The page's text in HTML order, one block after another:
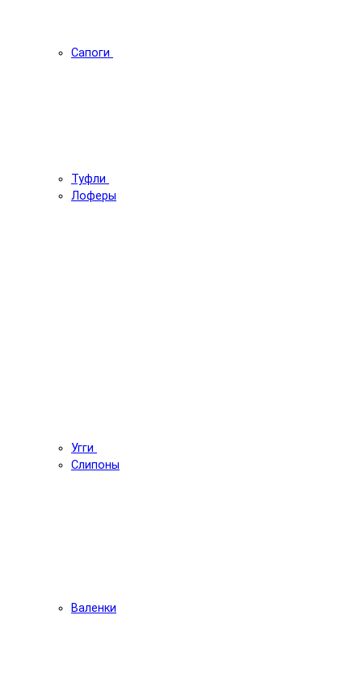
Сапоги
Туфли
Лоферы
Угги
Слипоны
Валенки